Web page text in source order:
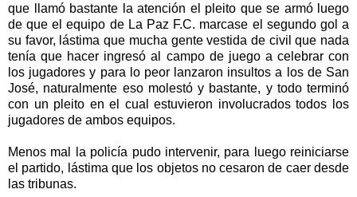
que llamó bastante la atención el pleito que se armó luego
de que el equipo de La Paz F.C. marcase el segundo gol a
su favor, lástima que mucha gente vestida de civil que nada
tenía que hacer ingresó al campo de juego a celebrar con
los jugadores y para lo peor lanzaron insultos a los de San
José, naturalmente eso molestó y bastante, y todo terminó
con un pleito en el cual estuvieron involucrados todos los
jugadores de ambos equipos.
Menos mal la policía pudo intervenir, para luego reiniciarse
el partido, lástima que los objetos no cesaron de caer desde
las tribunas.